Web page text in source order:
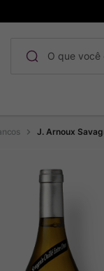
J. Arnoux
Garzon